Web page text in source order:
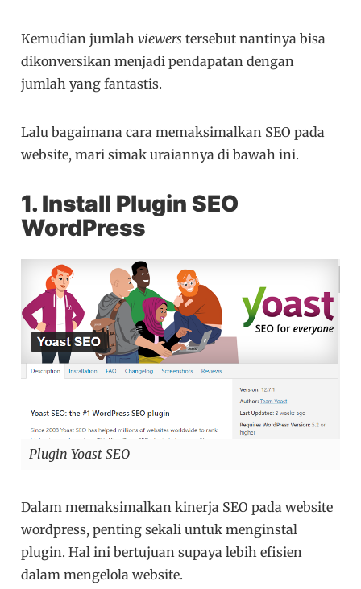
Kemudian jumlahviewers tersebut nantinya bisa
dikonversikan menjadi pendapatan dengan
jumlah yang fantastis.
Lalu bagaimana cara memaksimalkan SEO pada
website, mari simak uraiannya di bawah ini.
1. Install Plugin SEO
WordPress
Plugin Yoast SEO
Dalam memaksimalkan kinerja SEO pada website
wordpress, penting sekali untuk menginstal
plugin. Hal ini bertujuan supaya lebih efisien
dalam mengelola website.